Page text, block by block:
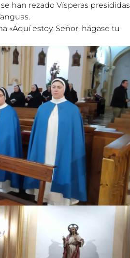
han rezado Vísperas presididas
«Aquí estoy, Señor, hágase tu